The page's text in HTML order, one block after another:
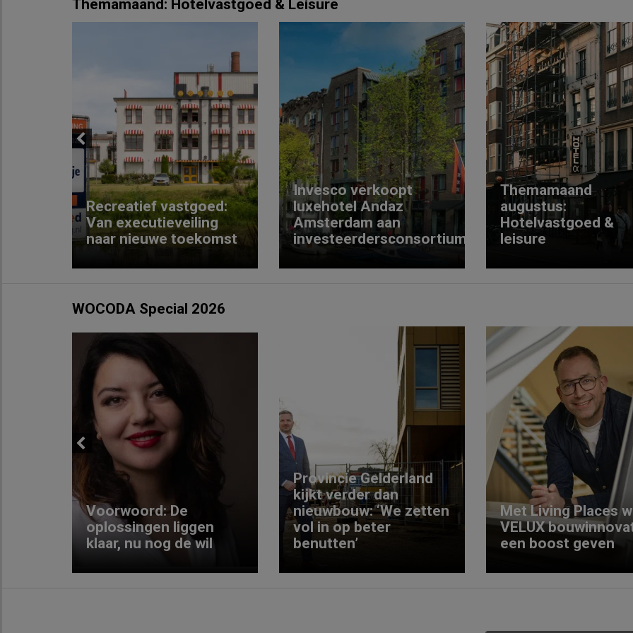
Themamaand: Hotelvastgoed & Leisure
Previous
Recreatief vastgoed:
Van executieveiling
naar nieuwe toekomst
Invesco verkoopt
luxehotel Andaz
Amsterdam aan
investeerdersconsortium
Themamaand
augustus:
Hotelvastgoed &
leisure
WOCODA Special 2026
Previous
Voorwoord: De
oplossingen liggen
klaar, nu nog de wil
Provincie Gelderland
kijkt verder dan
nieuwbouw: ‘We zetten
vol in op beter
benutten’
Met Living Places
VELUX
een boost geven